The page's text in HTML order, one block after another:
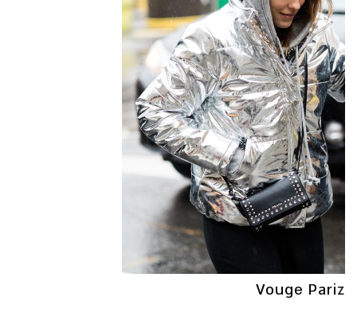
Vouge Pariz